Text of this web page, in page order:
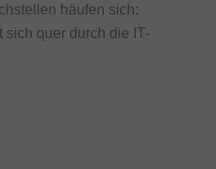
häufen sich:
sich quer durch die IT-